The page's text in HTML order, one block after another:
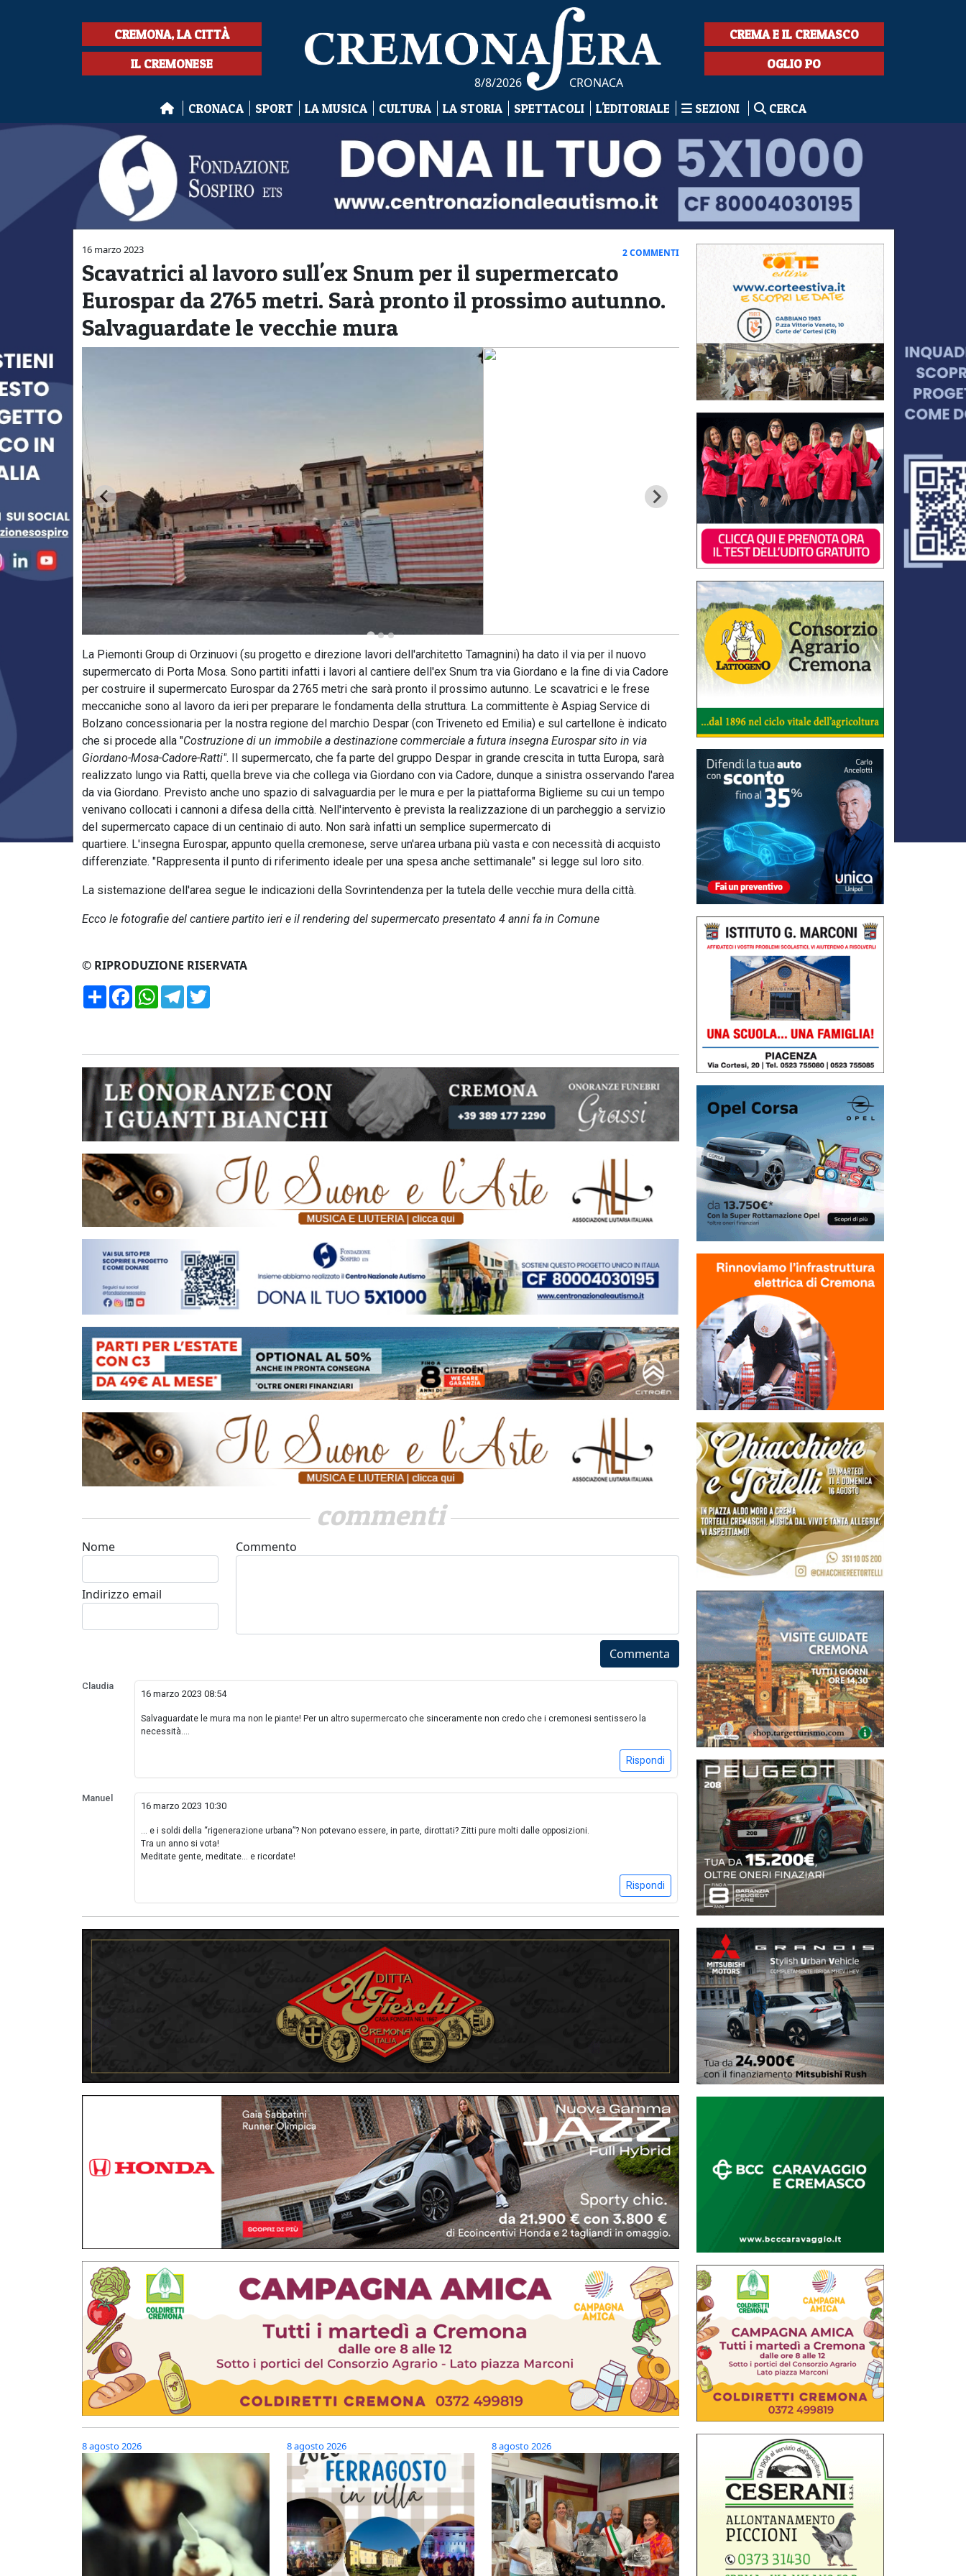
CREMONA, LA CITTÀ
IL CREMONESE
8/8/2026 CRONACA
CREMA E IL CREMASCO
OGLIO PO
CRONACA SPORT LA MUSICA CULTURA LA STORIA SPETTACOLI L'EDITORIALE SEZIONI CERCA
16 marzo 2023 2 COMMENTI
Scavatrici al lavoro sull'ex Snum per il supermercato
Eurospar da 2765 metri. Sarà pronto il prossimo autunno.
Salvaguardate le vecchie mura
La Piemonti Group di Orzinuovi (su progetto e direzione lavori dell'architetto Tamagnini) ha dato il via per il nuovo
supermercato di Porta Mosa. Sono partiti infatti i lavori al cantiere dell'ex Snum tra via Giordano e la fine di via Cadore
per costruire il supermercato Eurospar da 2765 metri che sarà pronto il prossimo autunno. Le scavatrici e le frese
meccaniche sono al lavoro da ieri per preparare le fondamenta della struttura. La committente è Aspiag Service di
Bolzano concessionaria per la nostra regione del marchio Despar (con Triveneto ed Emilia) e sul cartellone è indicato
che si procede alla "Costruzione di un immobile a destinazione commerciale a futura insegna Eurospar sito in via
Giordano-Mosa-Cadore-Ratti". Il supermercato, che fa parte del gruppo Despar in grande crescita in tutta Europa, sarà
realizzato lungo via Ratti, quella breve via che collega via Giordano con via Cadore, dunque a sinistra osservando l'area
da via Giordano. Previsto anche uno spazio di salvaguardia per le mura e per la piattaforma Biglieme su cui un tempo
venivano collocati i cannoni a difesa della città. Nell'intervento è prevista la realizzazione di un parcheggio a servizio
del supermercato capace di un centinaio di auto. Non sarà infatti un semplice supermercato di
quartiere. L'insegna Eurospar, appunto quella cremonese, serve un'area urbana più vasta e con necessità di acquisto
differenziate. "Rappresenta il punto di riferimento ideale per una spesa anche settimanale" si legge sul loro sito.
La sistemazione dell'area segue le indicazioni della Sovrintendenza per la tutela delle vecchie mura della città.
Ecco le fotografie del cantiere partito ieri e il rendering del supermercato presentato 4 anni fa in Comune
© RIPRODUZIONE RISERVATA
CondividiFacebookWhatsApp
Telegram
commenti
Nome
Indirizzo email
Commento
Commenta
Claudia
16 marzo 2023 08:54
Salvaguardate le mura ma non le piante! Per un altro supermercato che sinceramente non credo che i cremonesi sentissero la
necessità....
Rispondi
Manuel
16 marzo 2023 10:30
... e i soldi della “rigenerazione urbana”? Non potevano essere, in parte, dirottati? Zitti pure molti dalle opposizioni.
Tra un anno si vota!
Meditate gente, meditate... e ricordate!
Rispondi
8 agosto 2026 8 agosto 2026 8 agosto 2026